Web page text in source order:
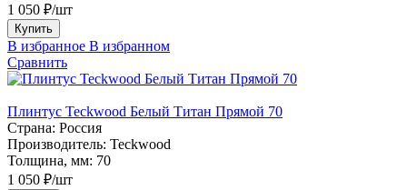
1 050 ₽/шт
Купить
В избранное В избранном
Сравнить
Плинтус Teckwood Белый Титан Прямой 70
Страна: Россия
Производитель: Teckwood
Толщина, мм: 70
1 050 ₽/шт